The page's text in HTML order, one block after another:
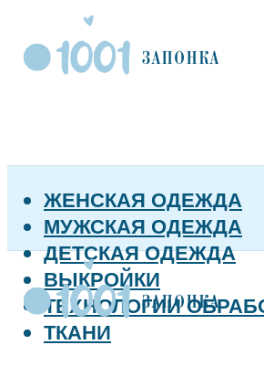
ЖЕНСКАЯ ОДЕЖДА
МУЖСКАЯ ОДЕЖДА
ДЕТСКАЯ ОДЕЖДА
ВЫКРОЙКИ
ТЕХНОЛОГИИ
ТКАНИ